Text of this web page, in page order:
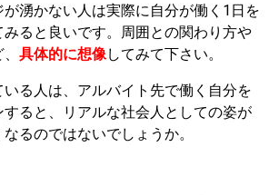
湧かない人は実際に自分が働く1日を
みると良いです。周囲との関わり方や
、 具体的に想像してみて下さい。
いる人は、アルバイト先で働く自分を
すると、リアルな社会人としての姿が
るのではないでしょうか。